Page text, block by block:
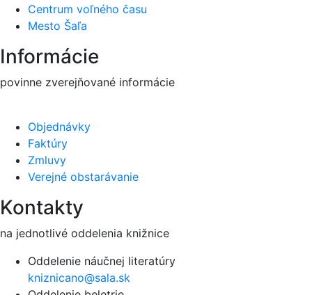
Centrum voľného času
Mesto Šaľa
Informácie
povinne zverejňované informácie
Objednávky
Faktúry
Zmluvy
Verejné obstarávanie
Kontakty
na jednotlivé oddelenia knižnice
Oddelenie náučnej literatúry
kniznicano@sala.sk